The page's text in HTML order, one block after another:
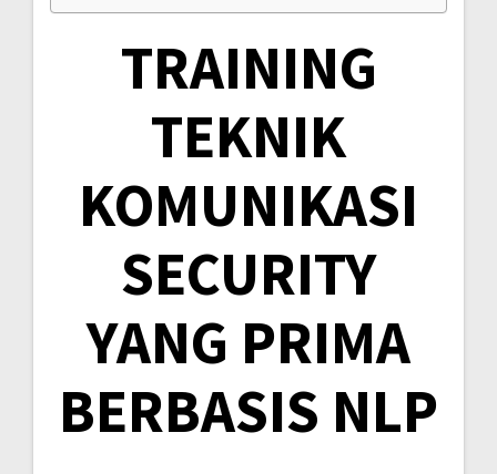
TRAINING
TEKNIK
KOMUNIKASI
SECURITY
YANG PRIMA
BERBASIS NLP